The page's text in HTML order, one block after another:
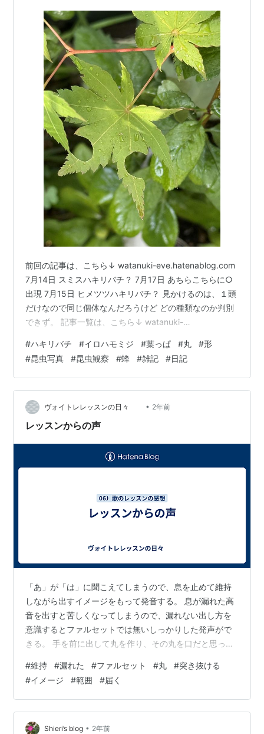
前回の記事は、こちら↓ watanuki-eve.hatenablog.com
7月14日 スミスハキリバチ？ 7月17日 あちらこちらに○
出現 7月15日 ヒメツツハキリバチ？ 見かけるのは、１頭
だけなので同じ個体なんだろうけど どの種類なのか判別
できず。 記事一覧は、こちら↓ watanuki-
room.rakuten.co.jp にほんブログ村 ランキング参加中
【公式】2023年開設ブログ
#ハキリバチ #イロハモミジ #葉っぱ #丸 #形
#昆虫写真 #昆虫観察 #蜂 #雑記 #日記
ヴォイトレレッスンの日々 • 2年前
レッスンからの声
「あ」が「は」に聞こえてしまうので、息を止めて維持
しながら出すイメージをもって発音する。 息が漏れた高
音を出すと苦しくなってしまうので、漏れない出し方を
意識するとファルセットでは無いしっかりした発声がで
きる。 手を前に出して丸を作り、その丸を口だと思って
範囲に広がらず、まっすぐ声が届く。よく聞こえる。 カ
ーーってやると、耳の後ろが持ち上がる
#維持 #漏れた #ファルセット #丸 #突き抜ける
#イメージ #範囲 #届く
Shieri’s blog • 2年前